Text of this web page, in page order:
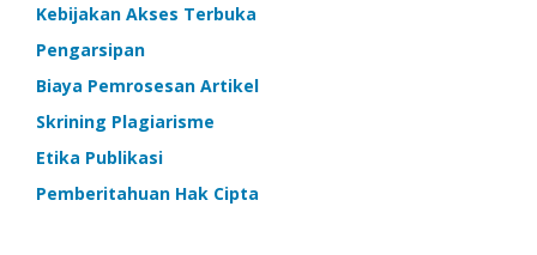
Kebijakan Akses Terbuka
Pengarsipan
Biaya Pemrosesan Artikel
Skrining Plagiarisme
Etika Publikasi
Pemberitahuan Hak Cipta